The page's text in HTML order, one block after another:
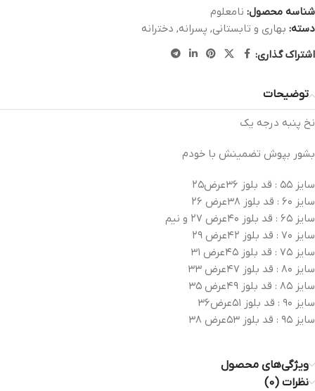
شناسه محصول: نامعلوم
دسته: بهاری و تابستانی, پسرانه, دخترانه
اشتراک گذاری:
توضیحات
نخ پنبه درجه یک
بشور بپوش تضمینش با خودم
سایز ۵۵ : قد بلوز ۳۶عرض۲۵
سایز ۶۰ : قد بلوز ۳۸عرض ۲۶
سایز ۶۵ : قد بلوز ۴۰عرض ۲۷ و نیم
سایز ۷۰ : قد بلوز ۴۲عرض ۲۹
سایز ۷۵ : قد بلوز ۴۵عرض ۳۱
سایز ۸۰ : قد بلوز ۴۷عرض ۳۳
سایز ۸۵ : قد بلوز ۴۹عرض ۳۵
سایز ۹۰ : قد بلوز ۵۱عرض۳۶
سایز ۹۵ : قد بلوز ۵۳عرض ۳۸
ویژگی‌های محصول
نظرات (0)